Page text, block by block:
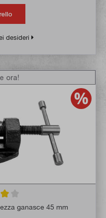
desideri
media di 4 su 5 stelle
ganasce 45 mm
ora!